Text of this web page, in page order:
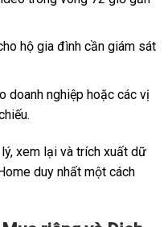
hộ gia đình cần giám sát
doanh nghiệp hoặc các vị
xem lại và trích xuất dữ
duy nhất một cách